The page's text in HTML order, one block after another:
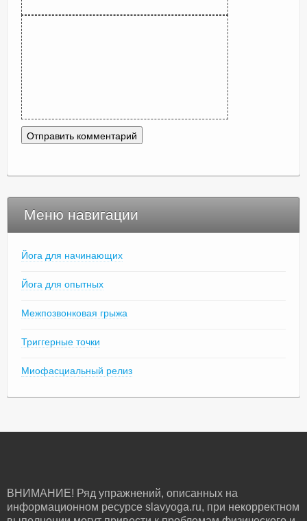
Меню навигации
Йога для начинающих
Йога для опытных
Межпозвонковая грыжа
Триггерные точки
Миофасциальный релиз
ВНИМАНИЕ! Ряд упражнений, описанных на
информационном ресурсе slavyoga.ru, при некорректном